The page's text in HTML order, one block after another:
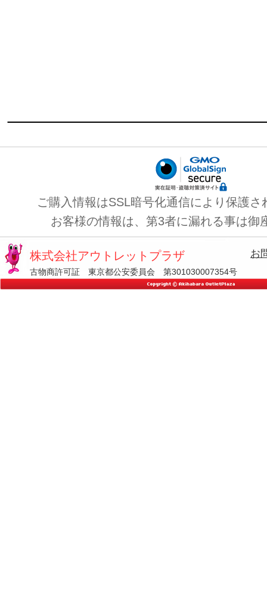
ご購入情報はSSL暗号化通信により保護さ
お客様の情報は、第3者に漏れる事は御
株式会社アウトレットプラザ
古物商許可証 東京都公安委員会 第301030007354号
お